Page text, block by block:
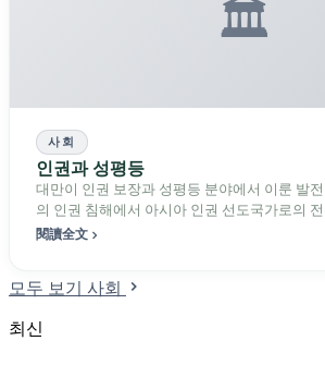
🏛️
사회
인권과 성평등
대만이 인권 보장과 성평등 분야에서 이룬 발
의 인권 침해에서 아시아 인권 선도국가로의
閱讀全文
모두 보기 사회
최신